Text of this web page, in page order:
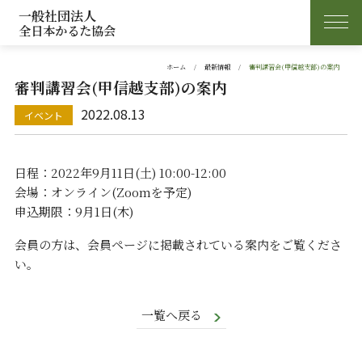
一般社団法人
全日本かるた協会
ホーム 最新情報 審判講習会(甲信越支部)の案内
審判講習会(甲信越支部)の案内
2022.08.13
日程：2022年9月11日(土) 10:00-12:00
会場：オンライン(Zoomを予定)
申込期限：9月1日(木)
会員の方は、会員ページに掲載されている案内をご覧くださ
い。
一覧へ戻る